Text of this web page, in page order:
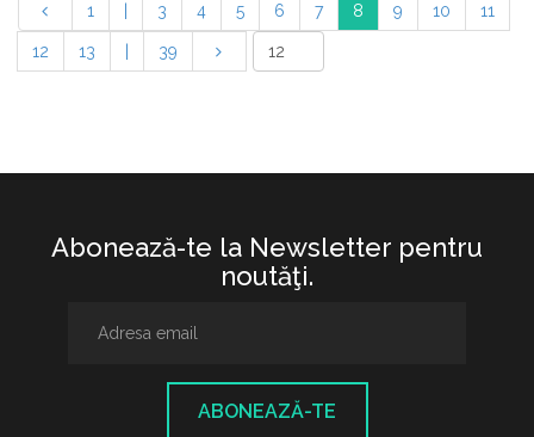
1 3 4 5 6 7 8 9 10 11
12 13 39
Abonează-te la Newsletter pentru
noutăţi.
ABONEAZĂ-TE